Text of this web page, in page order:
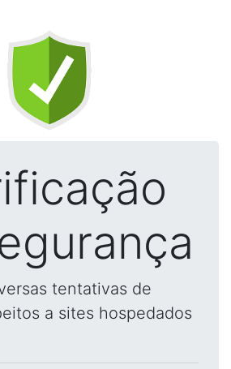
tentativas de
a sites hospedados